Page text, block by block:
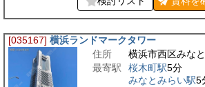
[035167] 横浜ランドマークタワー
住所
横浜市西区みな
最寄駅
桜木町駅5分
みなとみらい駅5